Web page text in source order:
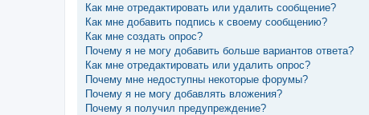
Как мне отредактировать или удалить сообщение?
Как мне добавить подпись к своему сообщению?
Как мне создать опрос?
Почему я не могу добавить больше вариантов ответа?
Как мне отредактировать или удалить опрос?
Почему мне недоступны некоторые форумы?
Почему я не могу добавлять вложения?
Почему я получил предупреждение?